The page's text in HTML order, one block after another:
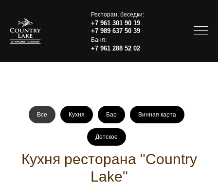
Ресторан, беседки:
+7 961 301 90 19
+7 989 637 50 39
Баня:
+7 961 288 52 02
Все Кухня Бар Винная карта
Детское
Кухня ресторана "Country
Lake"